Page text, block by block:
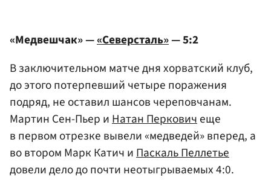
«Медвешчак» —«Северсталь»— 5:2
В заключительном матче дня хорватский клуб,
до этого потерпевший четыре поражения
подряд, не оставил шансов череповчанам.
Мартин Сен-Пьер иНатан Перковичеще
в первом отрезке вывели «медведей» вперед, а
во втором Марк Катич иПаскаль Пеллетье
довели дело до почти неотыгрываемых 4:0.